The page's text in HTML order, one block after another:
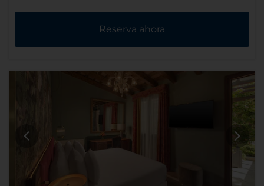
Reserva ahora